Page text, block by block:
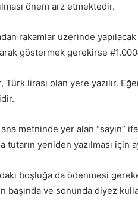
önem arz etmektedir.
rakamlar üzerinde
göstermek gerekirse
Türk lirası olan yere yazılır.
metninde yer alan “sayın”
tutarın yeniden yazılması için
boşluğa da ödenmesi
başında ve sonunda diyez